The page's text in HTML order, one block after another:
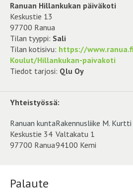
Ranuan Hillankukan päiväkoti
Keskustie 13
97700 Ranua
Tilan tyyppi: Sali
Tilan kotisivu: https://
Koulut/Hillankukan-paivakoti
Tiedot tarjosi: Qlu Oy
Yhteistyössä:
Ranuan kunta
Keskustie 34
97700 Ranua
Rakennusliike M. Kurtti
Valtakatu 1
94100 Kemi
Palaute